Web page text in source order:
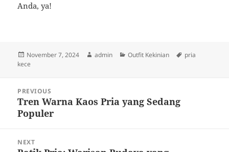
Anda, ya!
Posted
on
November 7, 2024 Author
admin Categories
Outfit Kekinian Tags
pria
kece
navigation
PREVIOUS
Previous
post:
Tren Warna Kaos Pria yang Sedang
Populer
NEXT